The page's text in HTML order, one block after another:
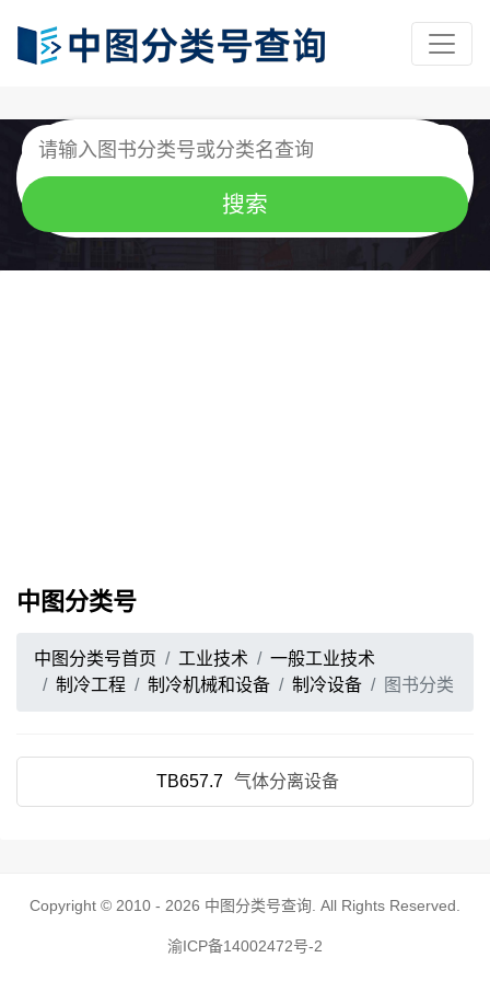
中图分类号
中图分类号首页 工业技术
一般工业技术
制冷工程
制冷机械和设备 制冷设备 图书分类
TB657.7 气体分离设备
Copyright © 2010 - 2026 中图分类号查询 . All Rights Reserved.
渝ICP备14002472号-2